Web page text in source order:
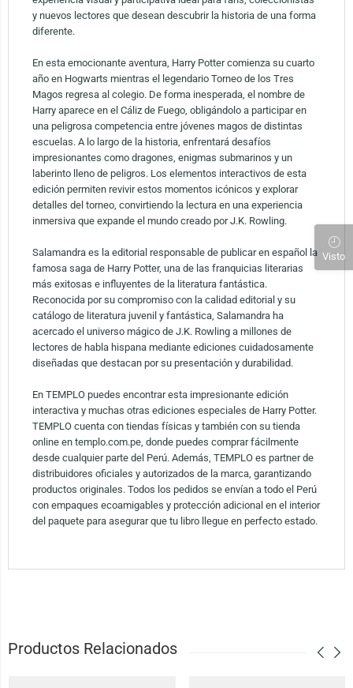
y nuevos lectores que desean descubrir la historia de una forma
diferente.
En esta emocionante aventura, Harry Potter comienza su cuarto
año en Hogwarts mientras el legendario Torneo de los Tres
Magos regresa al colegio. De forma inesperada, el nombre de
Harry aparece en el Cáliz de Fuego, obligándolo a participar en
una peligrosa competencia entre jóvenes magos de distintas
escuelas. A lo largo de la historia, enfrentará desafíos
impresionantes como dragones, enigmas submarinos y un
laberinto lleno de peligros. Los elementos interactivos de esta
edición permiten revivir estos momentos icónicos y explorar
detalles del torneo, convirtiendo la lectura en una experiencia
inmersiva que expande el mundo creado por J.K. Rowling.
Salamandra es la editorial responsable de publicar en español la
famosa saga de Harry Potter, una de las franquicias literarias
más exitosas e influyentes de la literatura fantástica.
Reconocida por su compromiso con la calidad editorial y su
catálogo de literatura juvenil y fantástica, Salamandra ha
acercado el universo mágico de J.K. Rowling a millones de
lectores de habla hispana mediante ediciones cuidadosamente
diseñadas que destacan por su presentación y durabilidad.
En TEMPLO puedes encontrar esta impresionante edición
interactiva y muchas otras ediciones especiales de Harry Potter.
TEMPLO cuenta con tiendas físicas y también con su tienda
online en templo.com.pe, donde puedes comprar fácilmente
desde cualquier parte del Perú. Además, TEMPLO es partner de
distribuidores oficiales y autorizados de la marca, garantizando
productos originales. Todos los pedidos se envían a todo el Perú
con empaques ecoamigables y protección adicional en el interior
del paquete para asegurar que tu libro llegue en perfecto estado.
Productos Relacionados
Visto